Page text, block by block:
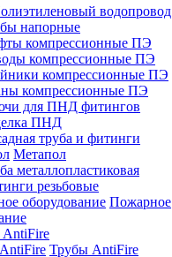
водопровод
напорные
компрессионные ПЭ
компрессионные ПЭ
компрессионные ПЭ
компрессионные ПЭ
для ПНД фитингов
ПНД
труба и фитинги
Метапол
металлопластиковая
резьбовые
Пожарное
Трубы AntiFire